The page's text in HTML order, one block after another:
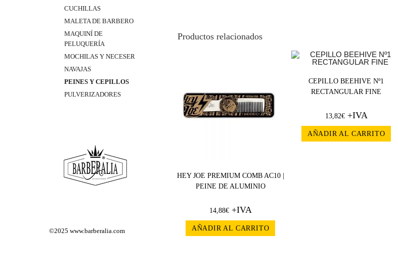
CUCHILLAS
MALETA DE BARBERO
MAQUINÍ DE
PELUQUERÍA
MOCHILAS Y NECESER
NAVAJAS
PEINES Y CEPILLOS
PULVERIZADORES
©2025www.barberalia.com
Productos relacionados
HEY JOE PREMIUM COMB AC10 |
PEINE DE ALUMINIO
14,88€+IVA
AÑADIR AL CARRITO
CEPILLO BEEHIVE Nº1
RECTANGULAR FINE
13,82€+IVA
AÑADIR AL CARRITO